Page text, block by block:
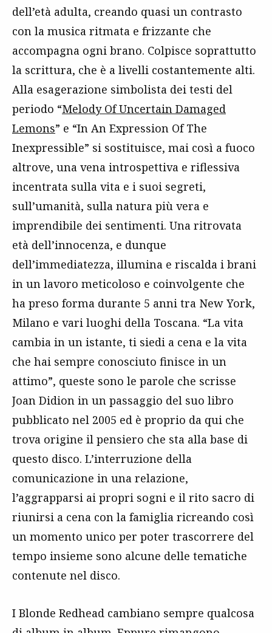
dell’età adulta, creando quasi un contrasto
con la musica ritmata e frizzante che
accompagna ogni brano. Colpisce soprattutto
la scrittura, che è a livelli costantemente alti.
Alla esagerazione simbolista dei testi del
periodo “Melody Of Uncertain Damaged
Lemons” e “In An Expression Of The
Inexpressible” si sostituisce, mai così a fuoco
altrove, una vena introspettiva e riflessiva
incentrata sulla vita e i suoi segreti,
sull’umanità, sulla natura più vera e
imprendibile dei sentimenti. Una ritrovata
età dell’innocenza, e dunque
dell’immediatezza, illumina e riscalda i brani
in un lavoro meticoloso e coinvolgente che
ha preso forma durante 5 anni tra New York,
Milano e vari luoghi della Toscana. “La vita
cambia in un istante, ti siedi a cena e la vita
che hai sempre conosciuto finisce in un
attimo”, queste sono le parole che scrisse
Joan Didion in un passaggio del suo libro
pubblicato nel 2005 ed è proprio da qui che
trova origine il pensiero che sta alla base di
questo disco. L’interruzione della
comunicazione in una relazione,
l’aggrapparsi ai propri sogni e il rito sacro di
riunirsi a cena con la famiglia ricreando così
un momento unico per poter trascorrere del
tempo insieme sono alcune delle tematiche
contenute nel disco.
I Blonde Redhead cambiano sempre qualcosa